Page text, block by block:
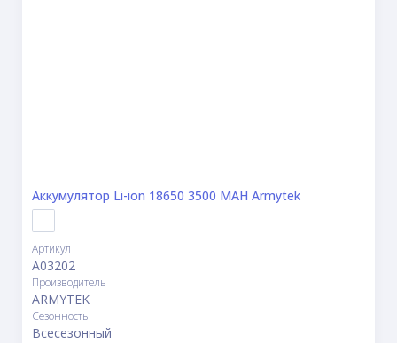
Аккумулятор Li-ion 18650 3500 MAH Armytek
Артикул
A03202
Производитель
ARMYTEK
Сезонность
Всесезонный